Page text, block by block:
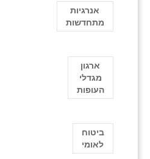
אנרגיות
מתחדשות
ארגון
מגדלי
העופות
ביטוח
לאומי